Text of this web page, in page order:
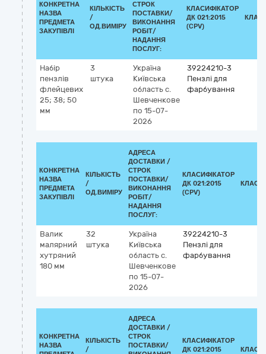
КОНКРЕТНА
НАЗВА
ПРЕДМЕТА
ЗАКУПІВЛІ
КІЛЬКІСТЬ
/
ОД.ВИМІРУ
СТРОК
ПОСТАВКИ/
ВИКОНАННЯ
РОБІТ/
НАДАННЯ
ПОСЛУГ:
КЛАСИФІКАТОР
ДК 021:2015
(CPV)
Набір
пензлів
флейцевих
25; 38; 50
мм
3
штука
Україна
Київська
область с.
Шевченкове
по 15-07-
2026
39224210-3
Пензлі для
фарбування
КОНКРЕТНА
НАЗВА
ПРЕДМЕТА
ЗАКУПІВЛІ
КІЛЬКІСТЬ
/
ОД.ВИМІРУ
АДРЕСА
ДОСТАВКИ /
СТРОК
ПОСТАВКИ/
ВИКОНАННЯ
РОБІТ/
НАДАННЯ
ПОСЛУГ:
КЛАСИФІКАТОР
ДК 021:2015
(CPV)
Валик
малярний
хутряний
180 мм
32
штука
Україна
Київська
область с.
Шевченкове
по 15-07-
2026
39224210-3
Пензлі для
фарбування
КОНКРЕТНА
НАЗВА
КІЛЬКІСТЬ
/
АДРЕСА
ДОСТАВКИ /
СТРОК
ПОСТАВКИ/
КЛАСИФІКАТОР
ДК 021:2015